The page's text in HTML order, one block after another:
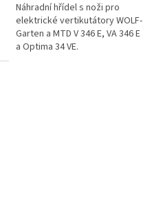
Náhradní hřídel s noži pro
elektrické vertikutátory WOLF-
Garten a MTD V 346 E, VA 346 E
a Optima 34 VE.